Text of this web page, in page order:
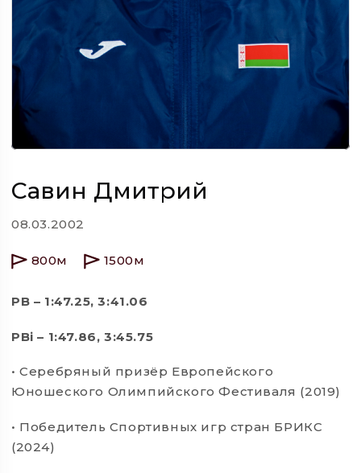
Савин Дмитрий
08.03.2002
800м 1500м
PB – 1:47.25, 3:41.06
PBi – 1:47.86, 3:45.75
• Серебряный призёр Европейского
Юношеского Олимпийского Фестиваля (2019)
• Победитель Спортивных игр стран БРИКС
(2024)